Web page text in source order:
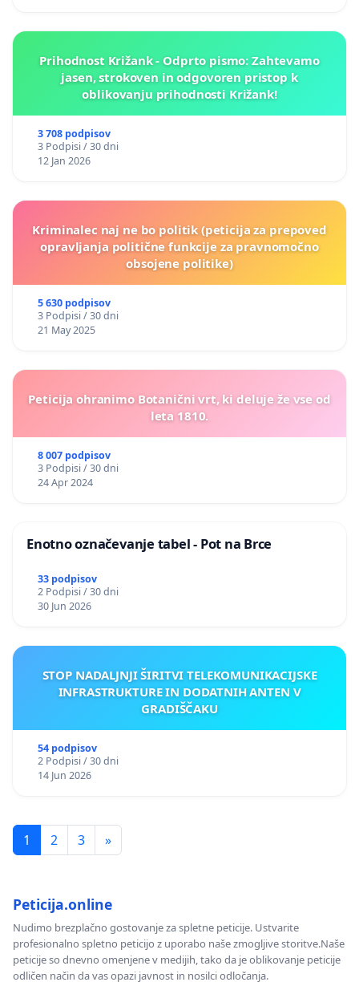
Prihodnost Križank - Odprto pismo: Zahtevamo
jasen, strokoven in odgovoren pristop k
oblikovanju prihodnosti Križank!
3 708 podpisov
3 Podpisi / 30 dni
12 Jan 2026
Kriminalec naj ne bo politik (peticija za prepoved
opravljanja politične funkcije za pravnomočno
obsojene politike)
5 630 podpisov
3 Podpisi / 30 dni
21 May 2025
Peticija ohranimo Botanični vrt, ki deluje že vse od
leta 1810.
8 007 podpisov
3 Podpisi / 30 dni
24 Apr 2024
Enotno označevanje tabel - Pot na Brce
33 podpisov
2 Podpisi / 30 dni
30 Jun 2026
STOP NADALJNJI ŠIRITVI TELEKOMUNIKACIJSKE
INFRASTRUKTURE IN DODATNIH ANTEN V
GRADIŠČAKU
54 podpisov
2 Podpisi / 30 dni
14 Jun 2026
1 2 3 »
Peticija.online
Nudimo brezplačno gostovanje za spletne peticije. Ustvarite
profesionalno spletno peticijo z uporabo naše zmogljive storitve.Naše
peticije so dnevno omenjene v medijih, tako da je oblikovanje peticije
odličen način da vas opazi javnost in nosilci odločanja.